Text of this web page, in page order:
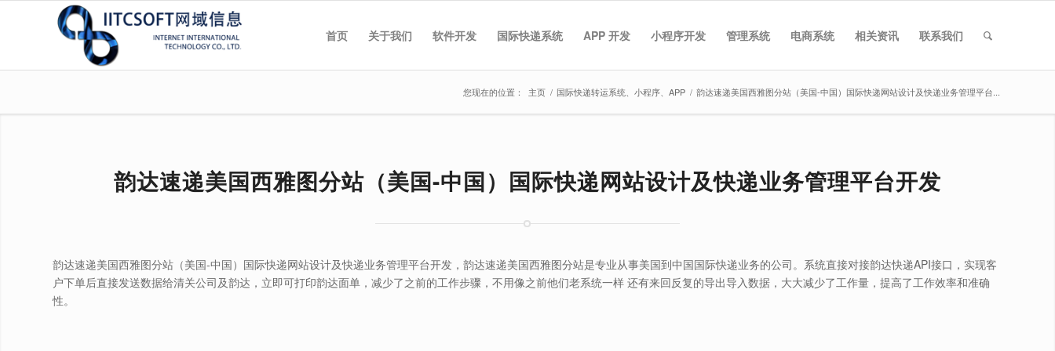
首页 关于我们 软件开发 国际快递系统 APP 开发 小程序开发 管理系统 电商系统 相关资讯 联系我们
您现在的位置： 主页 / 国际快递转运系统、小程序、APP / 韵达速递美国西雅图分站（美国-中国）国际快递网站设计及快递业务管理平台...
韵达速递美国西雅图分站（美国-中国）国际快递网站设计及快递业务管理平台开发
韵达速递美国西雅图分站（美国-中国）国际快递网站设计及快递业务管理平台开发，韵达速递美国西雅图分站是专业从事美国到中国国际快递业务的公司。系统直接对接韵达快递API接口，实现客
户下单后直接发送数据给清关公司及韵达，立即可打印韵达面单，减少了之前的工作步骤，不用像之前他们老系统一样 还有来回反复的导出导入数据，大大减少了工作量，提高了工作效率和准确
性。